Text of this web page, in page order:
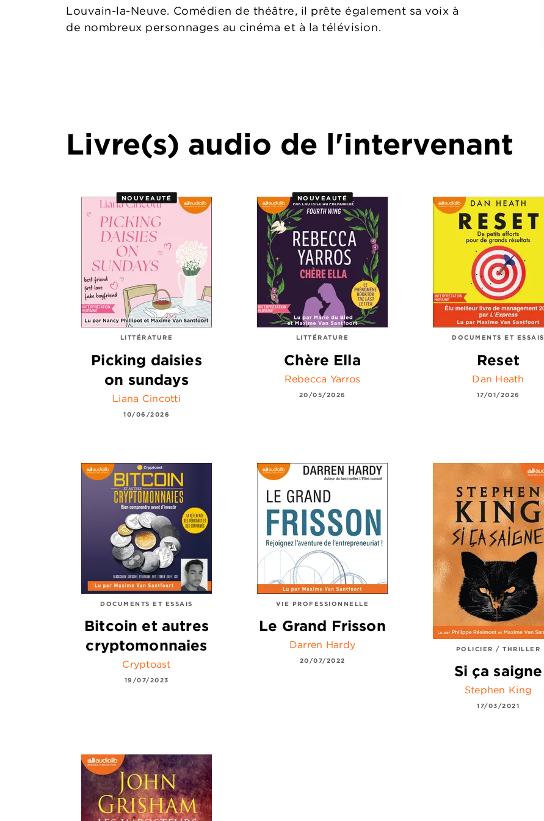
Louvain-la-Neuve. Comédien de théâtre, il prête également sa voix à
de nombreux personnages au cinéma et à la télévision.
Livre(s) audio de l'intervenant
NOUVEAUTÉ
LITTÉRATURE
Picking daisies
on sundays
Liana Cincotti
10/06/2026
NOUVEAUTÉ
LITTÉRATURE
Chère Ella
Rebecca Yarros
20/05/2026
DOCUMENTS ET ESSAIS
Reset
Dan Heath
17/01/2026
DOCUMENTS ET ESSAIS
Bitcoin et autres
cryptomonnaies
Cryptoast
19/07/2023
VIE PROFESSIONNELLE
Le Grand Frisson
Darren Hardy
20/07/2022
POLICIER / THRILLER
Si ça saigne
Stephen King
17/03/2021